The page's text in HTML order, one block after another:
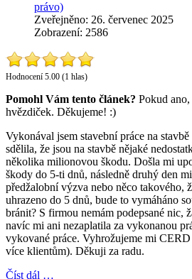
právo)
Zveřejněno: 26. červenec 2025
Zobrazení: 2586
Hodnocení 5.00 (1 hlas)
Pomohl Vám tento článek? Pokud
hvězdiček. Děkujeme! :)
Vykonával jsem stavební práce na
sdělila, že jsou na stavbě nějaké
několika milionovou škodu. Došla mi
škody do 5-ti dnů, následně druhý den
předžalobní výzva nebo něco takového,
uhrazeno do 5 dnů, bude to vymáháno
bránit? S firmou nemám podepsané nic,
navíc mi ani nezaplatila za vykonanou
vykované práce. Vyhrožujeme mi
více klientům). Děkuji za radu.
Číst dál …